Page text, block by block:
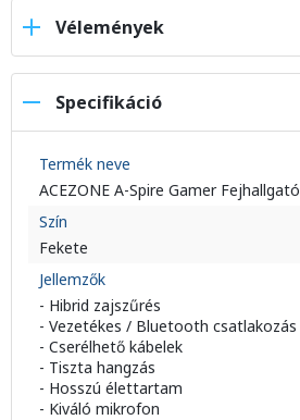
Vélemények
Specifikáció
Termék neve
ACEZONE A-Spire Gamer Fejhallgató
Szín
Fekete
Jellemzők
- Hibrid zajszűrés
- Vezetékes / Bluetooth csatlakozás
- Cserélhető kábelek
- Tiszta hangzás
- Hosszú élettartam
- Kiváló mikrofon